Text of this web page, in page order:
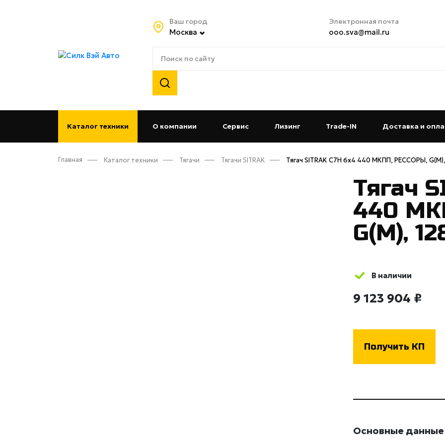
Ваш город
Москва
Электронная почта
ooo.sva@mail.ru
Каталог техники О компании (current)Сервис(current)Лизинг (current)Trade-IN (current)Доставка и
Главная Каталог техники Тягачи Тягачи SITRAK Тягач SITRAK C7H 6x4 440 МКПП, РЕССОРЫ,
Тягач
440
G(М),
В наличии
9 123 904 ₽
Получить КП
Основные данные